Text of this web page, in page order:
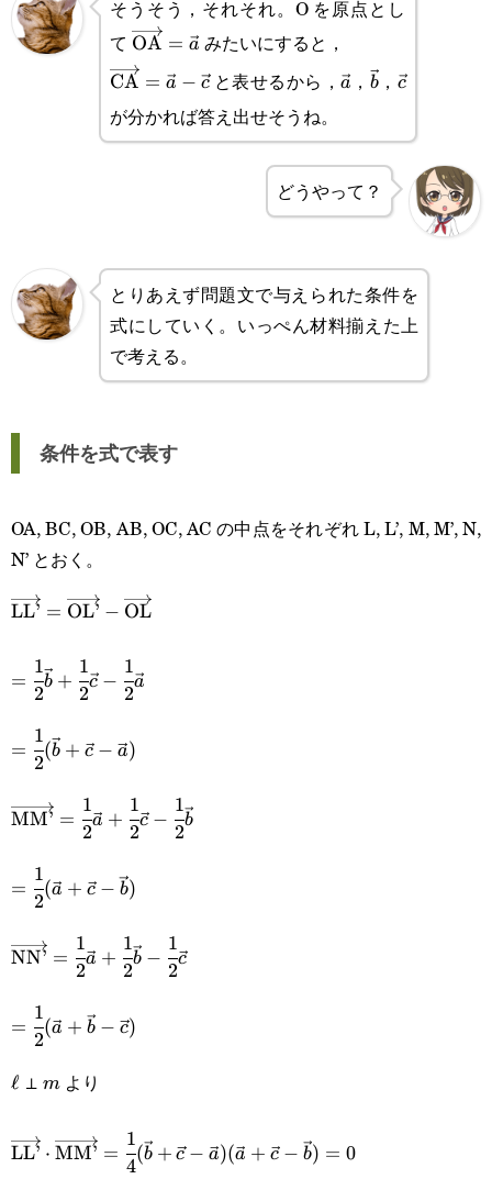
そうそう，それそれ。O を原点とし
て \overrightarrow{\text{OA}}=\vec{a}
OA = a みたいにすると，
\overrightarrow{\text{CA}}=\vec{a}-
\vec{c}
CA = a − cと表せるから， \vec{a}
a ， \vec{b}
b， \vec{c}
c
が分かれば答え出せそうね。
どうやって？
とりあえず問題文で与えられた条件を
式にしていく。いっぺん材料揃えた上
で考える。
条件を式で表す
OA, BC, OB, AB, OC, AC の中点をそれぞれ L, L’, M, M’, N,
N’ とおく。
LL’ = OL’ − OL
=\cfrac{1}
{2}\vec{b}+\cfrac{1}
{2}\vec{c}-\cfrac{1}
=
2
1
b +
2
1
c −
2
1
a
=\cfrac{1}{2}
(\vec{b}+\vec{c}-
\vec{a})
=
2
1
(b + c − a)
\overrightarrow{\text{MM’}}=\cfrac{1}
{2}\vec{a}+\cfrac{1}{2}\vec{c}-
\cfrac{1}{2}\vec{b}
MM’ =
2
1
a +
2
1
c −
2
1
b
=\cfrac{1}{2}
(\vec{a}+\vec{c}-
\vec{b})
=
2
1
(a + c − b)
\overrightarrow{\text{NN’}}=\cfrac{1}
{2}\vec{a}+\cfrac{1}{2}\vec{b}-
\cfrac{1}{2}\vec{c}
NN’ =
2
1
a +
2
1
b −
2
1
c
=\cfrac{1}{2}
(\vec{a}+\vec{b}-
\vec{c})
=
2
1
(a + b − c)
\ell
ℓ ⊥ m
m より
LL’ ⋅ MM’ =
4
1
(b + c − a)(a + c − b) = 0